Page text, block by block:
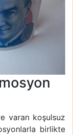
varan koşulsuz
birlikte